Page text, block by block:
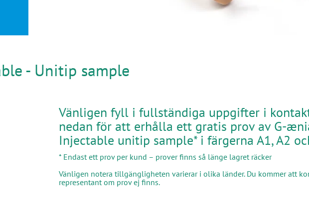
- Unitip sample
Vänligen fyll i fullständiga uppgifter i
nedan för att erhålla ett gratis prov av G-
Injectable unitip sample* i färgerna A1, A2
* Endast ett prov per kund – prover finns så länge lagret räcker
Vänligen notera tillgängligheten varierar i olika länder. Du kommer att
representant om prov ej finns.